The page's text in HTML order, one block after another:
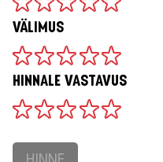
VÄLIMUS
HINNALE VASTAVUS